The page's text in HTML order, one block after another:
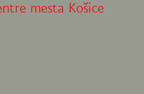
mesta Košice